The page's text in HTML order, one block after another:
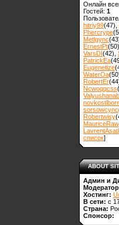
Онлайн
Гостей: 1
hitriy99(47)
Phercrype
Metlgync
ErnestPt(50)
VarsDI(42)
PatrickEa
Eugenetize
WaterOa
RobertEr
Ncwoqqcss
sorsowcync
Robertwisy
MauriceRaw
список]
ABOUT
Админ и
Хостинг:
В сети: с
Страна:
Спонсор: